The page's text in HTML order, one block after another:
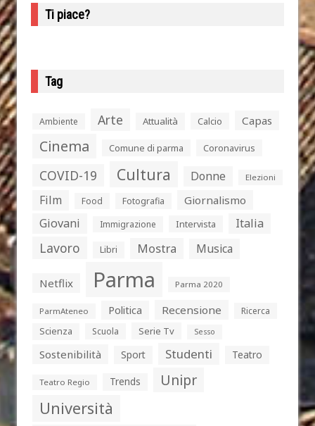
Ti piace?
Tag
Ambiente Arte Attualità Calcio Capas
Cinema Comune di parma Coronavirus
COVID-19 Cultura Donne Elezioni
Film Food Fotografia Giornalismo
Giovani Immigrazione Intervista Italia
Lavoro Libri Mostra Musica
Netflix Parma Parma 2020
ParmAteneo Politica Recensione
Ricerca
Scienza
Scuola Serie Tv Sesso
Sostenibilità Sport Studenti Teatro
Teatro Regio Trends Unipr
Università